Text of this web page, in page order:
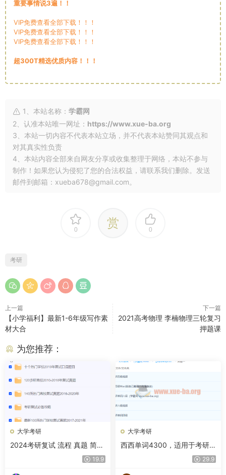
重要事情说3遍！！
VIP免费查看全部下载！！！
VIP免费查看全部下载！！！
VIP免费查看全部下载！！！
超300T精选优质内容！！！
1、本站名称： 学霸网
2、认准本站唯一网址： https://www.xue-ba.org
3、本站一切内容不代表本站立场，并不代表本站赞同其观点和
对其真实性负责
4、本站内容全部来自网友分享或收集整理于网络，本站不参与
制作！如果您认为侵犯了您的合法权益，请联系我们删除。发送
邮件到邮箱：xueba678@gmail.com。
0 赏 0
考研
上一篇
【小学福利】最新1-6年级写作素
材大合
下一篇
2021高考物理 李楠物理三轮复习
押题课
为您推荐：
大学考研
2024考研复试 流程 真题 简历
19.9
大学考研
西西单词4300，适用于考研
29.9